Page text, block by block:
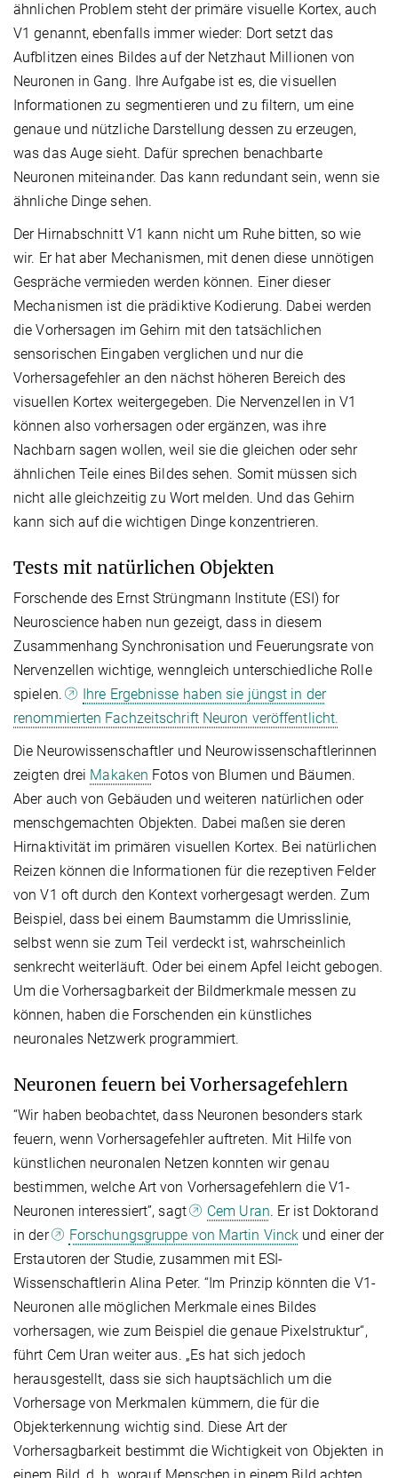
ähnlichen Problem steht der primäre visuelle Kortex, auch
V1 genannt, ebenfalls immer wieder: Dort setzt das
Aufblitzen eines Bildes auf der Netzhaut Millionen von
Neuronen in Gang. Ihre Aufgabe ist es, die visuellen
Informationen zu segmentieren und zu filtern, um eine
genaue und nützliche Darstellung dessen zu erzeugen,
was das Auge sieht. Dafür sprechen benachbarte
Neuronen miteinander. Das kann redundant sein, wenn sie
ähnliche Dinge sehen.
Der Hirnabschnitt V1 kann nicht um Ruhe bitten, so wie
wir. Er hat aber Mechanismen, mit denen diese unnötigen
Gespräche vermieden werden können. Einer dieser
Mechanismen ist die prädiktive Kodierung. Dabei werden
die Vorhersagen im Gehirn mit den tatsächlichen
sensorischen Eingaben verglichen und nur die
Vorhersagefehler an den nächst höheren Bereich des
visuellen Kortex weitergegeben. Die Nervenzellen in V1
können also vorhersagen oder ergänzen, was ihre
Nachbarn sagen wollen, weil sie die gleichen oder sehr
ähnlichen Teile eines Bildes sehen. Somit müssen sich
nicht alle gleichzeitig zu Wort melden. Und das Gehirn
kann sich auf die wichtigen Dinge konzentrieren.
Tests mit natürlichen Objekten
Forschende des Ernst Strüngmann Institute (ESI) for
Neuroscience haben nun gezeigt, dass in diesem
Zusammenhang Synchronisation und Feuerungsrate von
Nervenzellen wichtige, wenngleich unterschiedliche Rolle
spielen.
Ihre Ergebnisse haben sie jüngst in der
renommierten Fachzeitschrift Neuron veröffentlicht.
Die Neurowissenschaftler und Neurowissenschaftlerinnen
zeigten drei Makaken Fotos von Blumen und Bäumen.
Aber auch von Gebäuden und weiteren natürlichen oder
menschgemachten Objekten. Dabei maßen sie deren
Hirnaktivität im primären visuellen Kortex. Bei natürlichen
Reizen können die Informationen für die rezeptiven Felder
von V1 oft durch den Kontext vorhergesagt werden. Zum
Beispiel, dass bei einem Baumstamm die Umrisslinie,
selbst wenn sie zum Teil verdeckt ist, wahrscheinlich
senkrecht weiterläuft. Oder bei einem Apfel leicht gebogen.
Um die Vorhersagbarkeit der Bildmerkmale messen zu
können, haben die Forschenden ein künstliches
neuronales Netzwerk programmiert.
Neuronen feuern bei Vorhersagefehlern
“Wir haben beobachtet, dass Neuronen besonders stark
feuern, wenn Vorhersagefehler auftreten. Mit Hilfe von
künstlichen neuronalen Netzen konnten wir genau
bestimmen, welche Art von Vorhersagefehlern die V1-
Neuronen interessiert”, sagt
Cem Uran. Er ist Doktorand
in der
Forschungsgruppe von Martin Vinck und einer der
Erstautoren der Studie, zusammen mit ESI-
Wissenschaftlerin Alina Peter. “Im Prinzip könnten die V1-
Neuronen alle möglichen Merkmale eines Bildes
vorhersagen, wie zum Beispiel die genaue Pixelstruktur“,
führt Cem Uran weiter aus. „Es hat sich jedoch
herausgestellt, dass sie sich hauptsächlich um die
Vorhersage von Merkmalen kümmern, die für die
Objekterkennung wichtig sind. Diese Art der
Vorhersagbarkeit bestimmt die Wichtigkeit von Objekten in